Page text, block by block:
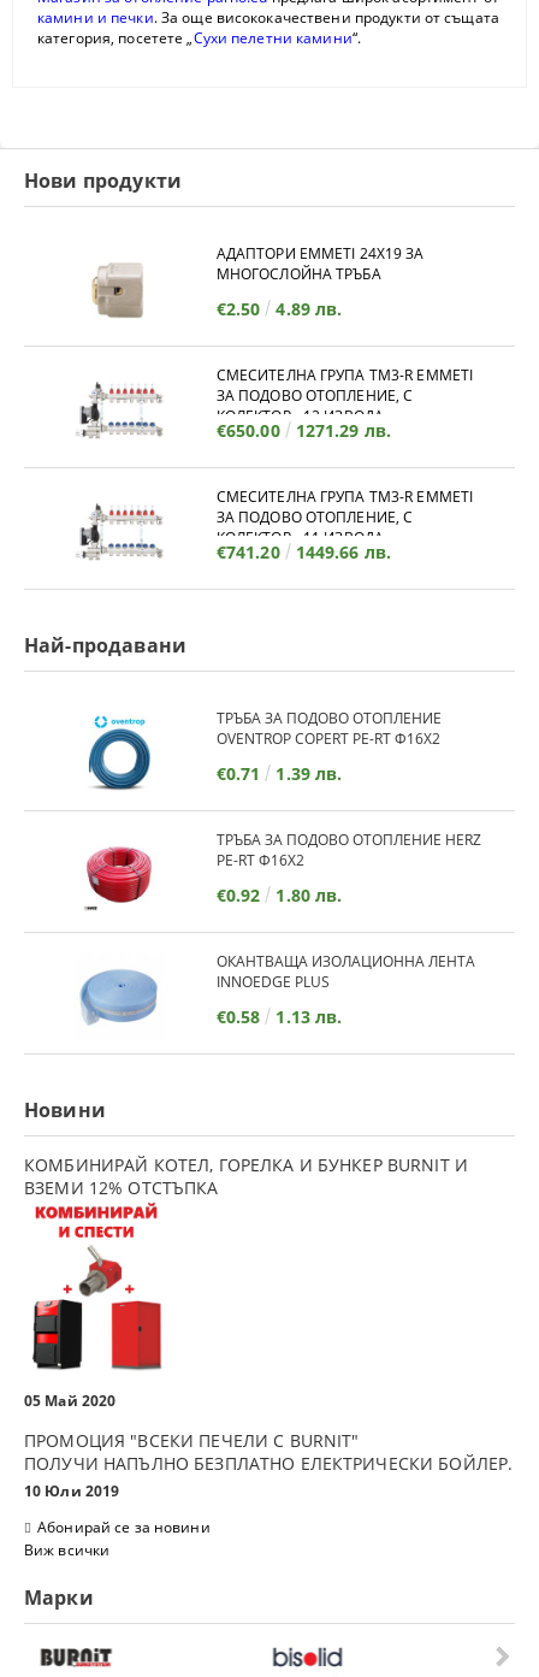
камини и печки. За още висококачествени продукти от същата
категория, посетете „Сухи пелетни камини“.
Нови продукти
АДАПТОРИ EMMETI 24X19 ЗА
МНОГОСЛОЙНА ТРЪБА
€2.50 4.89 лв.
СМЕСИТЕЛНА ГРУПА TM3-R EMMETI
ЗА ПОДОВО ОТОПЛЕНИЕ, С
КОЛЕКТОР - 12 ИЗВОДА
€650.00 1271.29 лв.
СМЕСИТЕЛНА ГРУПА TM3-R EMMETI
ЗА ПОДОВО ОТОПЛЕНИЕ, С
КОЛЕКТОР - 11 ИЗВОДА
€741.20 1449.66 лв.
Най-продавани
ТРЪБА ЗА ПОДОВО ОТОПЛЕНИЕ
OVENTROP COPERT PE-RT Ф16Х2
€0.71 1.39 лв.
ТРЪБА ЗА ПОДОВО ОТОПЛЕНИЕ HERZ
PE-RT Ф16Х2
€0.92 1.80 лв.
ОКАНТВАЩА ИЗОЛАЦИОННА ЛЕНТА
INNOEDGE PLUS
€0.58 1.13 лв.
Новини
КОМБИНИРАЙ КОТЕЛ, ГОРЕЛКА И БУНКЕР BURNIT И
ВЗЕМИ 12% ОТСТЪПКА
05 Май 2020
ПРОМОЦИЯ "ВСЕКИ ПЕЧЕЛИ С BURNIT"
ПОЛУЧИ НАПЪЛНО БЕЗПЛАТНО ЕЛЕКТРИЧЕСКИ БОЙЛЕР.
10 Юли 2019
Абонирай се за новини
Виж всички
Марки